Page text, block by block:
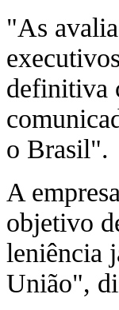
"As
definitiva
o Brasil".
A
objetivo
leniência
União",